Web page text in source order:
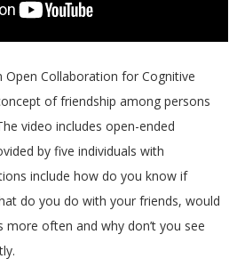
Open Collaboration for Cognitive
of friendship among persons
video includes open-ended
by five individuals with
include how do you know if
do you do with your friends, would
often and why don’t you see